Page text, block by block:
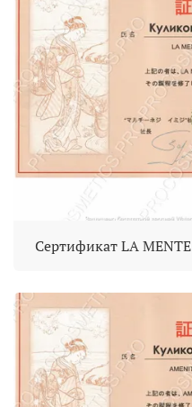
Сертификат LA MENTE